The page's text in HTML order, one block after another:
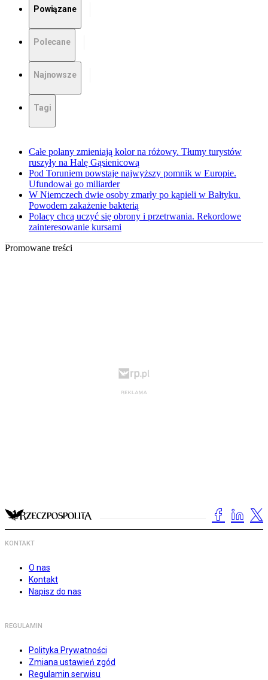
Powiązane
Polecane
Najnowsze
Tagi
Całe polany zmieniają kolor na różowy. Tłumy turystów
ruszyły na Halę Gąsienicową
Pod Toruniem powstaje najwyższy pomnik w Europie.
Ufundował go miliarder
W Niemczech dwie osoby zmarły po kąpieli w Bałtyku.
Powodem zakażenie bakterią
Polacy chcą uczyć się obrony i przetrwania. Rekordowe
zainteresowanie kursami
Promowane treści
KONTAKT
O nas
Kontakt
Napisz do nas
REGULAMIN
Polityka Prywatności
Zmiana ustawień zgód
Regulamin serwisu